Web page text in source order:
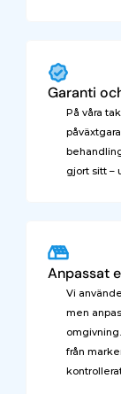
Garanti
På våra
gjort sitt –
Anpassat
Vi
men
från